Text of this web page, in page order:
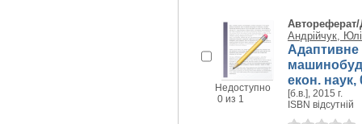
Недоступно
0 из 1
Автореферат/
Андрійчук,
Адаптивне
екон. наук,
[б.в.], 2015 г.
ISBN відсутній